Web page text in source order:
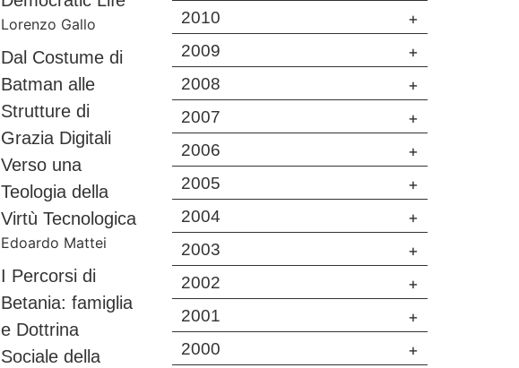
Lorenzo Gallo
Dal Costume di
Batman alle
Strutture di
Grazia Digitali
Verso una
Teologia della
Virtù Tecnologica
Edoardo Mattei
I Percorsi di
Betania: famiglia
e Dottrina
Sociale della
2010
+
2009
+
2008
+
2007
+
2006
+
2005
+
2004
+
2003
+
2002
+
2001
+
2000
+